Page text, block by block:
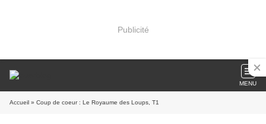
Publicité
MENU
Accueil » Coup de coeur : Le Royaume des Loups, T1